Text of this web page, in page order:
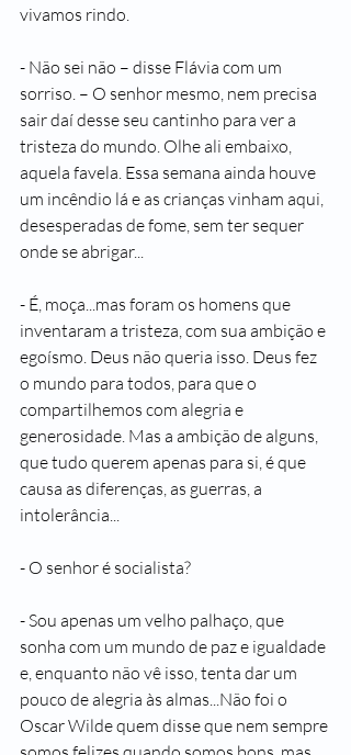
vivamos rindo.
- Não sei não – disse Flávia com um
sorriso. – O senhor mesmo, nem precisa
sair daí desse seu cantinho para ver a
tristeza do mundo. Olhe ali embaixo,
aquela favela. Essa semana ainda houve
um incêndio lá e as crianças vinham aqui,
desesperadas de fome, sem ter sequer
onde se abrigar...
- É, moça...mas foram os homens que
inventaram a tristeza, com sua ambição e
egoísmo. Deus não queria isso. Deus fez
o mundo para todos, para que o
compartilhemos com alegria e
generosidade. Mas a ambição de alguns,
que tudo querem apenas para si, é que
causa as diferenças, as guerras, a
intolerância...
- O senhor é socialista?
- Sou apenas um velho palhaço, que
sonha com um mundo de paz e igualdade
e, enquanto não vê isso, tenta dar um
pouco de alegria às almas...Não foi o
Oscar Wilde quem disse que nem sempre